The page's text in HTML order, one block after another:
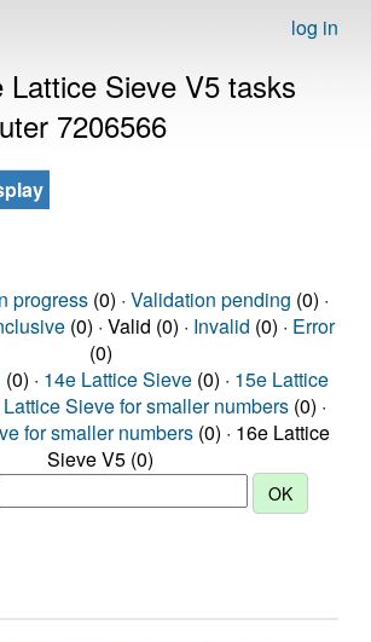
log in
Lattice Sieve V5 tasks
7206566
progress(0) · Validation pending (0) ·
(0) · Valid (0) · Invalid (0) · Error
(0)
(0) · 14e Lattice Sieve (0) · 15e Lattice
Sieve for smaller numbers (0) ·
for smaller numbers (0) · 16e Lattice
Sieve V5 (0)